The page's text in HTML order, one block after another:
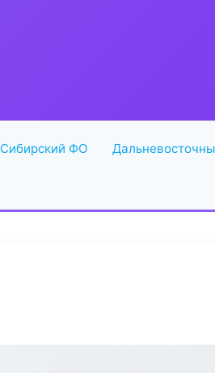
Сибирский ФО